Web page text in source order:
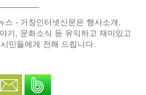
스 - 거창인터넷신문은 행사소개,
기, 문화소식 등 유익하고 재미있고
민들에게 전해 드립니다.
토리로 공유
카오톡으로 공유
문자로 공유